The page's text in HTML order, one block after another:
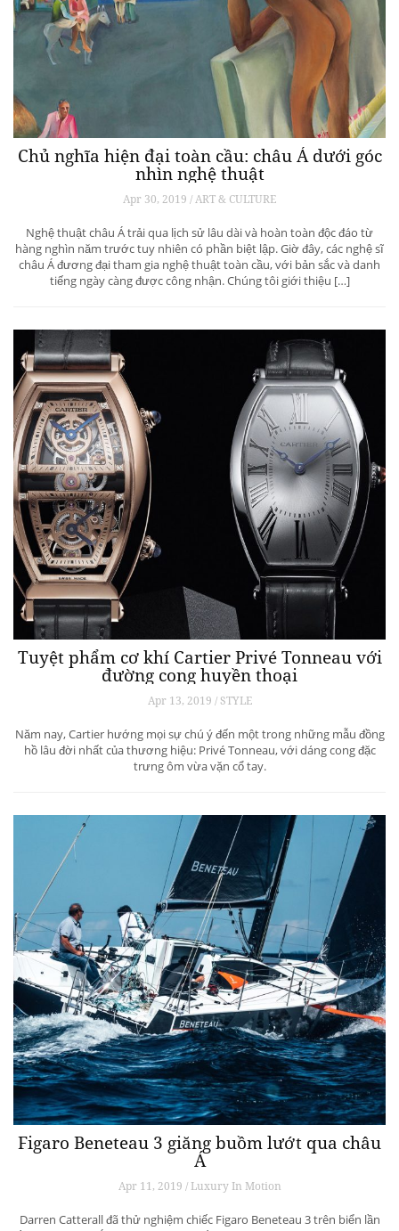
Chủ nghĩa hiện đại toàn cầu: châu Á dưới góc
nhìn nghệ thuật
Apr 30, 2019 / ART & CULTURE
Nghệ thuật châu Á trải qua lịch sử lâu dài và hoàn toàn độc đáo từ
hàng nghìn năm trước tuy nhiên có phần biệt lập. Giờ đây, các nghệ sĩ
châu Á đương đại tham gia nghệ thuật toàn cầu, với bản sắc và danh
tiếng ngày càng được công nhận. Chúng tôi giới thiệu […]
Tuyệt phẩm cơ khí Cartier Privé Tonneau với
đường cong huyền thoại
Apr 13, 2019 / STYLE
Năm nay, Cartier hướng mọi sự chú ý đến một trong những mẫu đồng
hồ lâu đời nhất của thương hiệu: Privé Tonneau, với dáng cong đặc
trưng ôm vừa vặn cổ tay.
Figaro Beneteau 3 giăng buồm lướt qua châu
Á
Apr 11, 2019 / Luxury In Motion
Darren Catterall đã thử nghiệm chiếc Figaro Beneteau 3 trên biển lần